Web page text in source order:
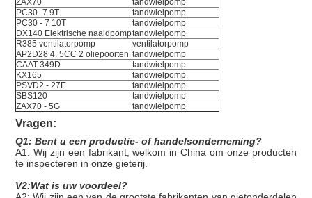
ZAX70
tandwielpomp
PC30 -7 9T
tandwielpomp
PC30 - 7 10T
tandwielpomp
DX140 Elektrische naaldpomptandwielpomp
R385 ventilatorpomp
ventilatorpomp
AP2D28 4. 5CC 2 oliepoorten tandwielpomp
CAAT 349D
tandwielpomp
KX165
tandwielpomp
PSVD2 - 27E
tandwielpomp
SBS120
tandwielpomp
ZAX70 - 5G
tandwielpomp
Vragen:
Q1: Bent u een productie- of handelsonderneming?
A1: Wij zijn een fabrikant, welkom in China om onze producten
te inspecteren in onze gieterij.
V2:Wat is uw voordeel?